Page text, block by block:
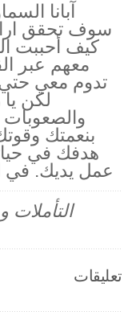
آبانا
سوف تحقق
كيف أحببت
معهم عبر
تدوم معي
لكن
بنعمتك
هدفك في
عمل يديك. في
التأملات
تعليقات